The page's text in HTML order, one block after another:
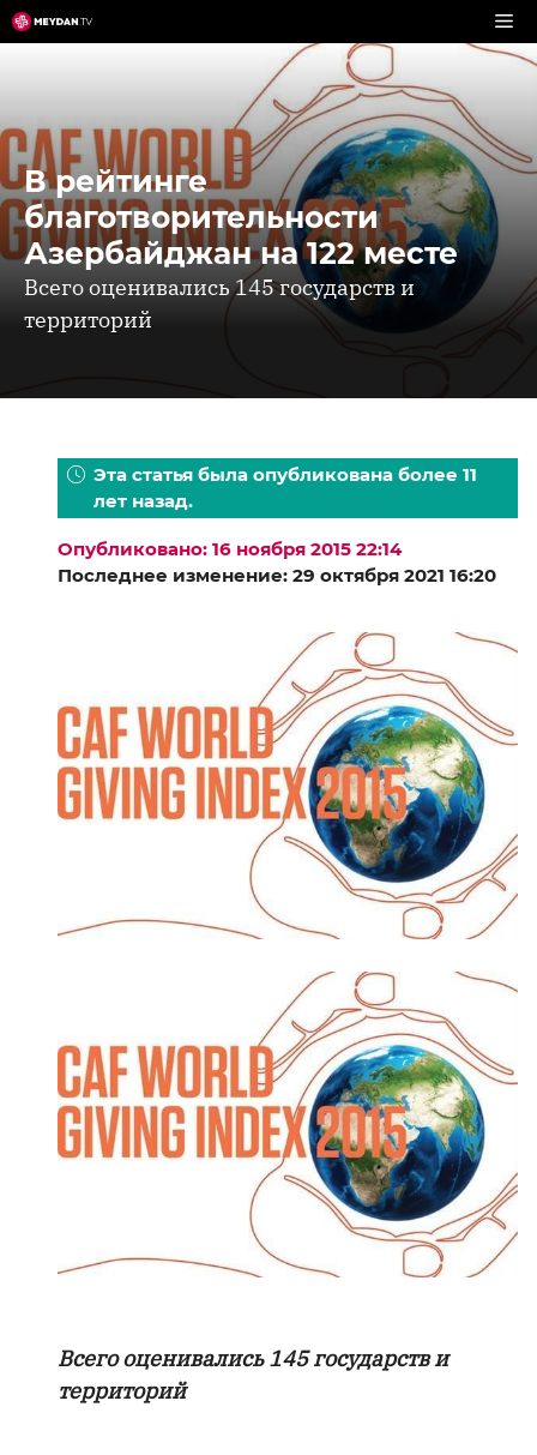
Перейти
к
В рейтинге
благотворительности
Азербайджан на 122 месте
Всего оценивались 145 государств и
территорий
Эта статья была опубликована более 11
лет назад.
Опубликовано: 16 ноября 2015 22:14
Последнее изменение: 29 октября 2021 16:20
Всего оценивались 145 государств и
территорий